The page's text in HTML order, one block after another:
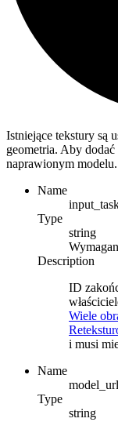
Istniejące tekstury są
geometria. Aby
naprawionym modelu.
Name
Type
string
Description
ID
Wiele
i musi
Name
model_url
Type
string